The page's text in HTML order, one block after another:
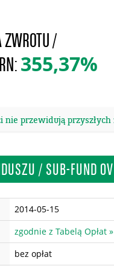
ZWROTU /
355,37%
nie przewidują
/ SUB-FUND
2014-05-15
zgodnie z Tabelą Opłat »
bez opłat